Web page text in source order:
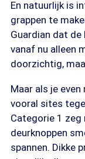
En natuurlijk is
grappen te
Guardian dat
vanaf nu alleen
doorzichtig,
Maar als je
vooral sites
Categorie 1 zeg
deurknoppen
spannen. Dikke